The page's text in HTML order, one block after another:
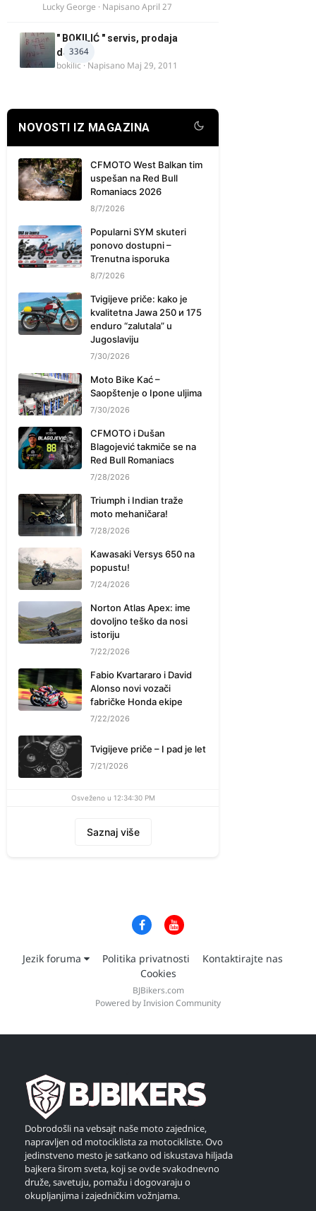
Lucky George · NapisanoApril 27
3364
" BOKILIĆ " servis, prodaja
delova
bokilic · Napisano Maj 29, 2011
NOVOSTI IZ MAGAZINA
CFMOTO West Balkan tim
uspešan na Red Bull
Romaniacs 2026
8/7/2026
Popularni SYM skuteri
ponovo dostupni –
Trenutna isporuka
8/7/2026
Tvigijeve priče: kako je
kvalitetna Jawa 250 и 175
enduro “zalutala” u
Jugoslaviju
7/30/2026
Moto Bike Kać –
Saopštenje o Ipone uljima
7/30/2026
CFMOTO i Dušan
Blagojević takmiče se na
Red Bull Romaniacs
7/28/2026
Triumph i Indian traže
moto mehaničara!
7/28/2026
Kawasaki Versys 650 na
popustu!
7/24/2026
Norton Atlas Apex: ime
dovoljno teško da nosi
istoriju
7/22/2026
Fabio Kvartararo i David
Alonso novi vozači
fabričke Honda ekipe
7/22/2026
Tvigijeve priče – I pad je let
7/21/2026
Osveženo u 12:34:30 PM
Saznaj više
Jezik foruma Politika privatnosti
Kontaktirajte nas
Cookies
BJBikers.com
Powered by Invision Community
Dobrodošli na vebsajt naše moto zajednice,
napravljen od motociklista za motocikliste. Ovo
jedinstveno mesto je satkano od iskustava hiljada
bajkera širom sveta, koji se ovde svakodnevno
druže, savetuju, pomažu i dogovaraju o
okupljanjima i zajedničkim vožnjama.